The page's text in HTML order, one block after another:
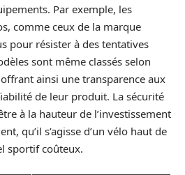
Par exemple, les
comme ceux de la marque
pour résister à des tentatives
sont même classés selon
ainsi une transparence aux
de leur produit. La sécurité
à la hauteur de l’investissement
qu’il s’agisse d’un vélo haut de
sportif coûteux.